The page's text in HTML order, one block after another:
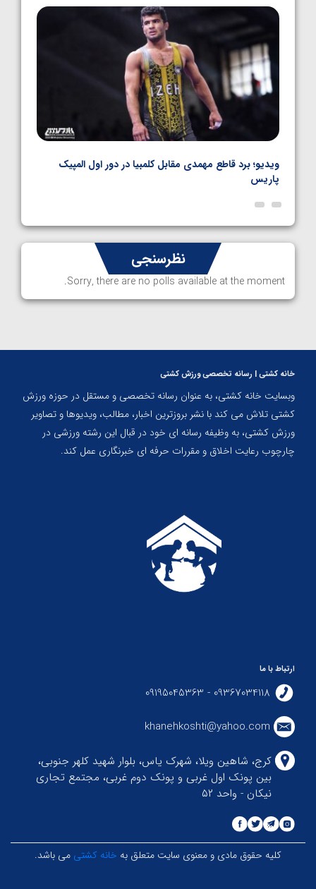
1405/05/06
ویدیو؛ برد قاطع مهمدی مقابل کلمبیا در دور اول المپیک
پاریس
نظرسنجی
Sorry, there are no polls available at the moment.
خانه کشتی | رسانه تخصصی ورزش کشتی
وبسایت خانه کشتی، به عنوان رسانه تخصصی و مستقل در حوزه ورزش
کشتی تلاش می کند با نشر بروزترین اخبار، مطالب، ویدیوها و تصاویر
ورزش کشتی، به وظیفه رسانه ای خود در قبال این رشته ورزشی در
چارچوب رعایت اخلاق و مقررات حرفه ای خبرنگاری عمل کند.
ارتباط با ما
09367034118 - 09195045363
khanehkoshti@yahoo.com
کرج، شاهین ویلا، شهرک یاس، بلوار شهید کلهر جنوبی،
بین پونک اول غربی و پونک دوم غربی، مجتمع تجاری
نیکان - واحد ۵۲
کلیه حقوق مادی و معنوی سایت متعلق به خانه کشتی می باشد.